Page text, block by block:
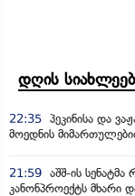
დღის
22:35 პეკინისა და
მოედნის
21:59 აშშ-ის სენატმა
კანონპროექტს მხარი